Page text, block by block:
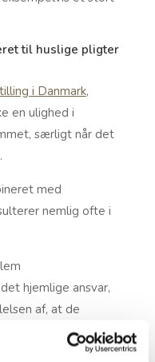
til huslige pligter
i Danmark,
en ulighed i
særligt når det
med
nemlig ofte i
hjemlige ansvar,
af, at de
arbejdet eller
følelse af